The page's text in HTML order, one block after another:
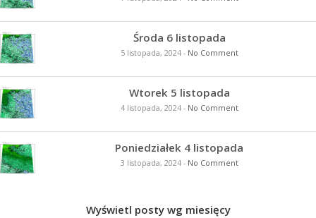
Środa 6 listopada
5 listopada, 2024- No Comment
Wtorek 5 listopada
4 listopada, 2024- No Comment
Poniedziałek 4 listopada
3 listopada, 2024- No Comment
Wyświetl posty wg miesięcy